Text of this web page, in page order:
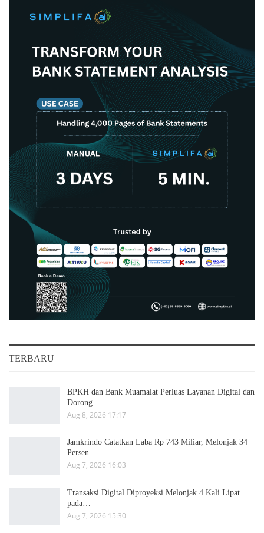
TERBARU
BPKH dan Bank Muamalat Perluas Layanan Digital dan
Dorong…
Aug 8, 2026 17:17
Jamkrindo Catatkan Laba Rp 743 Miliar, Melonjak 34
Persen
Aug 7, 2026 16:03
Transaksi Digital Diproyeksi Melonjak 4 Kali Lipat
pada…
Aug 7, 2026 15:30